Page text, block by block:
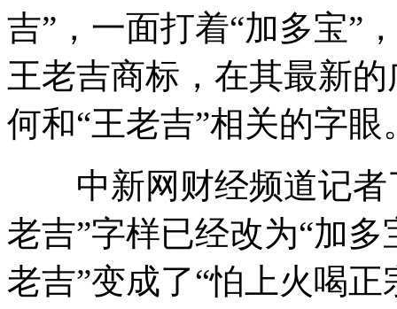
吉”，一面打着“加多宝”
王老吉商标，在其最新
何和“王老吉”相关的字眼
中新网财经频道记者
老吉”字样已经改为“加
老吉”变成了“怕上火喝